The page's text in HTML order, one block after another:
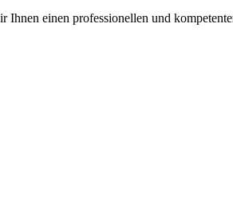
einen professionellen und